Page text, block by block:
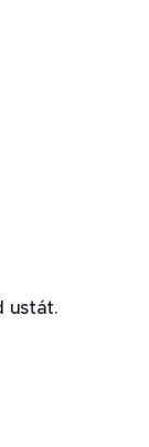
ustát.